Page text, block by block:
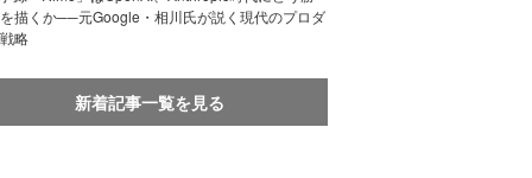
描くか──元Google・相川氏が説く現代のプロダ
略
新着記事一覧を見る